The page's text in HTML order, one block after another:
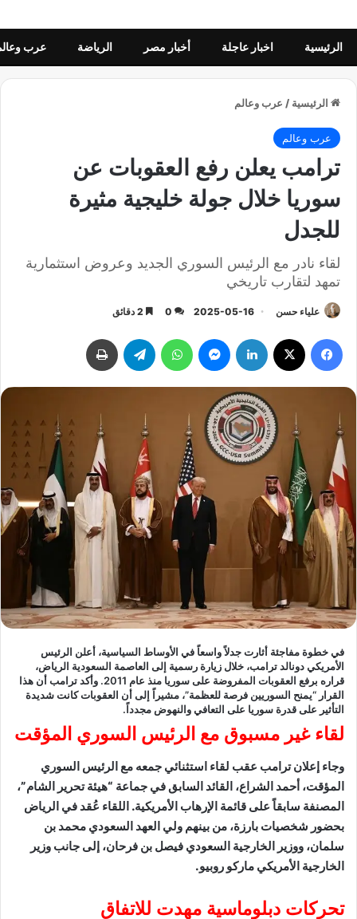
الرئيسية اخبار عاجلة أخبار مصر الرياضة عرب
الرئيسية / عرب وعالم
عرب وعالم
ترامب يعلن رفع العقوبات عن
سوريا خلال جولة خليجية مثيرة
للجدل
لقاء نادر مع الرئيس السوري الجديد وعروض استثمارية
تمهد لتقارب تاريخي
علياء حسن 2025-05-16
0
في خطوة مفاجئة أثارت جدلاً واسعاً في الأوساط السياسية، أعلن الرئيس
الأمريكي دونالد ترامب، خلال زيارة رسمية إلى العاصمة السعودية الرياض،
قراره برفع العقوبات المفروضة على سوريا منذ عام 2011. وأكد ترامب أن هذا
القرار “يمنح السوريين فرصة للعظمة”، مشيراً إلى أن العقوبات كانت شديدة
التأثير على قدرة سوريا على التعافي والنهوض مجدداً.
لقاء غير مسبوق مع الرئيس السوري المؤقت
وجاء إعلان ترامب عقب لقاء استثنائي جمعه مع الرئيس السوري
المؤقت، أحمد الشراع، القائد السابق في جماعة “هيئة تحرير الشام”،
المصنفة سابقاً على قائمة الإرهاب الأمريكية. اللقاء عُقد في الرياض
بحضور شخصيات بارزة، من بينهم ولي العهد السعودي محمد بن
سلمان، ووزير الخارجية السعودي فيصل بن فرحان، إلى جانب وزير
الخارجية الأمريكي ماركو روبيو.
تحركات دبلوماسية مهدت للاتفاق